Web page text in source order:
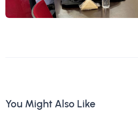
You Might Also Like